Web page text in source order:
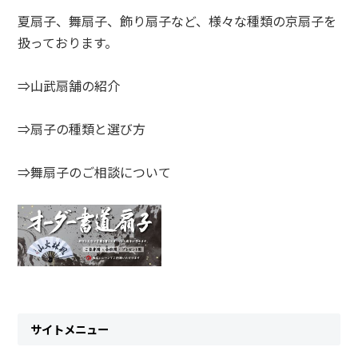
夏扇子、舞扇子、飾り扇子など、様々な種類の京扇子を
扱っております。
⇒山武扇舗の紹介
⇒扇子の種類と選び方
⇒舞扇子のご相談について
サイトメニュー